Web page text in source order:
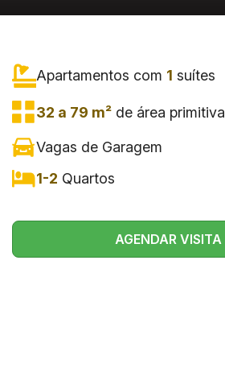
Apartamentos com 1 suítes
32 a 79 m²de área primitiva
Vagas de Garagem
1-2 Quartos
AGENDAR VISITA